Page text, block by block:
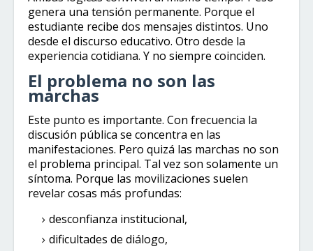
genera una tensión permanente. Porque el
estudiante recibe dos mensajes distintos. Uno
desde el discurso educativo. Otro desde la
experiencia cotidiana. Y no siempre coinciden.
El problema no son las
marchas
Este punto es importante. Con frecuencia la
discusión pública se concentra en las
manifestaciones. Pero quizá las marchas no son
el problema principal. Tal vez son solamente un
síntoma. Porque las movilizaciones suelen
revelar cosas más profundas:
desconfianza institucional,
dificultades de diálogo,